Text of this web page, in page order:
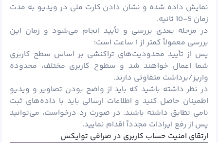
نمایش داده شده و نشان دادن کارت ملی در ویدیو به مدت
زمان 5-10 ثانیه.
در مرحله بعدی بررسی و تأیید انجام می‌شود و زمان این
بررسی معمولاً کمتر از 1 ساعت است؛
پس از تأیید محدودیت‌های تراکنشی بر اساس سطح کاربری
شما اعمال خواهند شد و سطوح کاربری مختلف، محدوده
واریز/برداشت متفاوتی دارند.
در نظر داشته باشید که باید از واضح بودن تصاویر و ویدیو
اطمینان حاصل کنید و اطلاعات ارسالی باید با داده‌های ثبت
نامی تطابق داشته باشند. در صورت رد درخواست، می‌توانید
پس از رفع ایرادات مجدداً اقدام نمایید.
ارتقای امنیت حساب کاربری در صرافی توایکس